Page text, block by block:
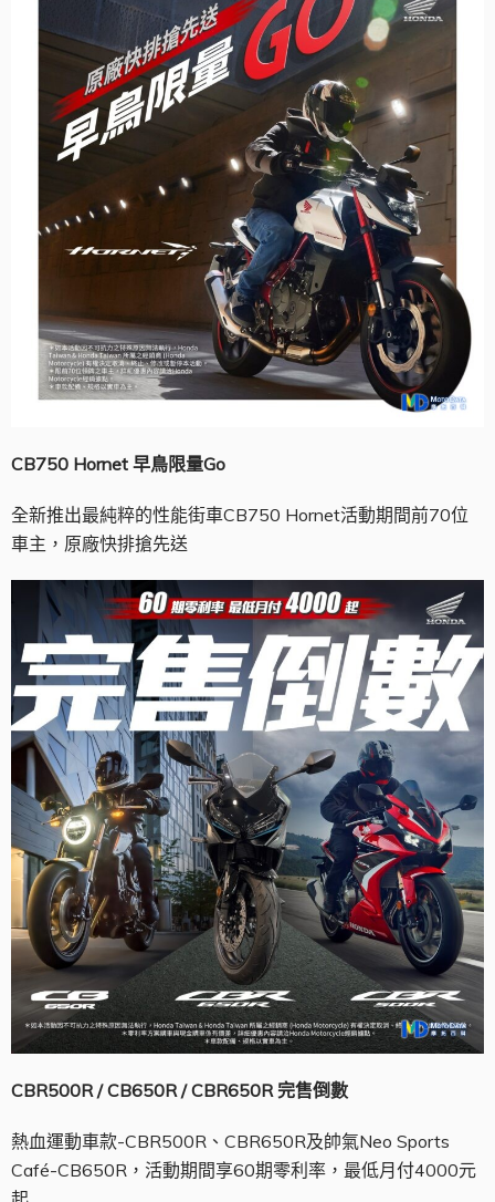
CB750 Hornet 早鳥限量Go
全新推出最純粹的性能街車CB750 Hornet活動期間前70位
車主，原廠快排搶先送
CBR500R / CB650R / CBR650R 完售倒數
熱血運動車款-CBR500R、CBR650R及帥氣Neo Sports
Café-CB650R，活動期間享60期零利率，最低月付4000元